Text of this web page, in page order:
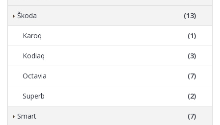
Škoda (13)
Karoq (1)
Kodiaq (3)
Octavia (7)
Superb (2)
Smart (7)